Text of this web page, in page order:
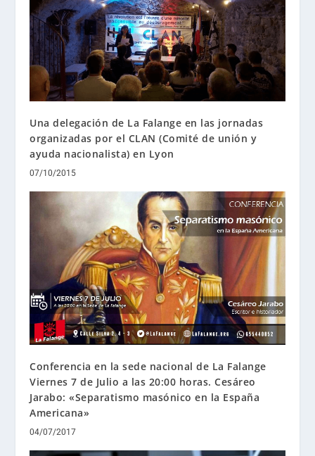
Una delegación de La Falange en las jornadas
organizadas por el CLAN (Comité de unión y
ayuda nacionalista) en Lyon
07/10/2015
Conferencia en la sede nacional de La Falange
Viernes 7 de Julio a las 20:00 horas. Cesáreo
Jarabo: «Separatismo masónico en la España
Americana»
04/07/2017